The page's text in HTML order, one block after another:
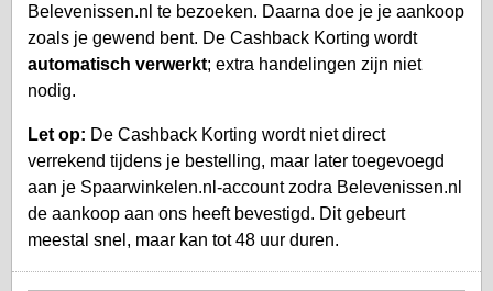
Belevenissen.nl te bezoeken. Daarna doe je je aankoop
zoals je gewend bent. De Cashback Korting wordt
automatisch verwerkt; extra handelingen zijn niet
nodig.
Let op: De Cashback Korting wordt niet direct
verrekend tijdens je bestelling, maar later toegevoegd
aan je Spaarwinkelen.nl-accountzodra Belevenissen.nl
de aankoop aan ons heeft bevestigd. Dit gebeurt
meestal snel, maar kan tot 48 uur duren.